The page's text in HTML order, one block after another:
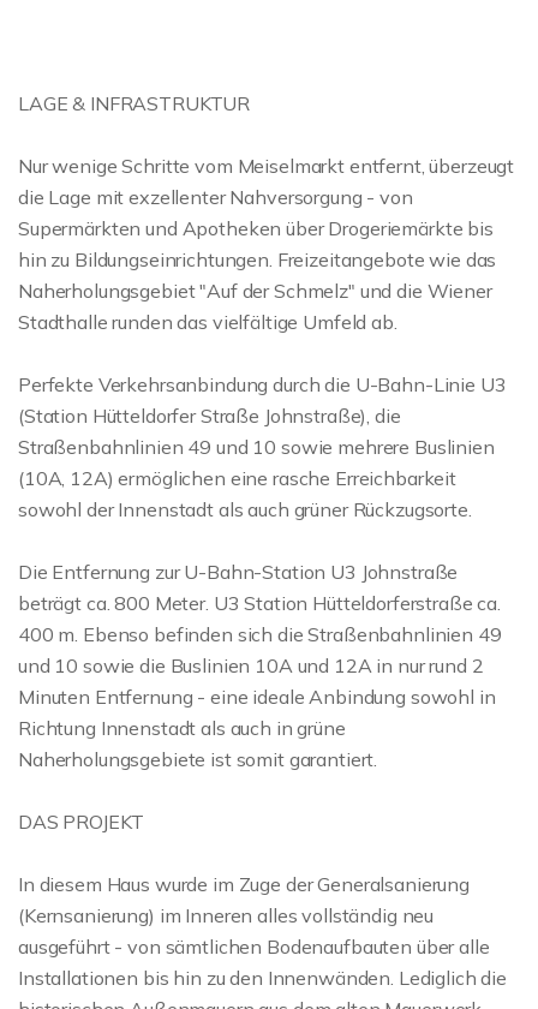
LAGE & INFRASTRUKTUR
Nur wenige Schritte vom Meiselmarkt entfernt, überzeugt
die Lage mit exzellenter Nahversorgung - von
Supermärkten und Apotheken über Drogeriemärkte bis
hin zu Bildungseinrichtungen. Freizeitangebote wie das
Naherholungsgebiet "Auf der Schmelz" und die Wiener
Stadthalle runden das vielfältige Umfeld ab.
Perfekte Verkehrsanbindung durch die U-Bahn-Linie U3
(Station Hütteldorfer Straße Johnstraße), die
Straßenbahnlinien 49 und 10 sowie mehrere Buslinien
(10A, 12A) ermöglichen eine rasche Erreichbarkeit
sowohl der Innenstadt als auch grüner Rückzugsorte.
Die Entfernung zur U-Bahn-Station U3 Johnstraße
beträgt ca. 800 Meter. U3 Station Hütteldorferstraße ca.
400 m. Ebenso befinden sich die Straßenbahnlinien 49
und 10 sowie die Buslinien 10A und 12A in nur rund 2
Minuten Entfernung - eine ideale Anbindung sowohl in
Richtung Innenstadt als auch in grüne
Naherholungsgebiete ist somit garantiert.
DAS PROJEKT
In diesem Haus wurde im Zuge der Generalsanierung
(Kernsanierung) im Inneren alles vollständig neu
ausgeführt - von sämtlichen Bodenaufbauten über alle
Installationen bis hin zu den Innenwänden. Lediglich die